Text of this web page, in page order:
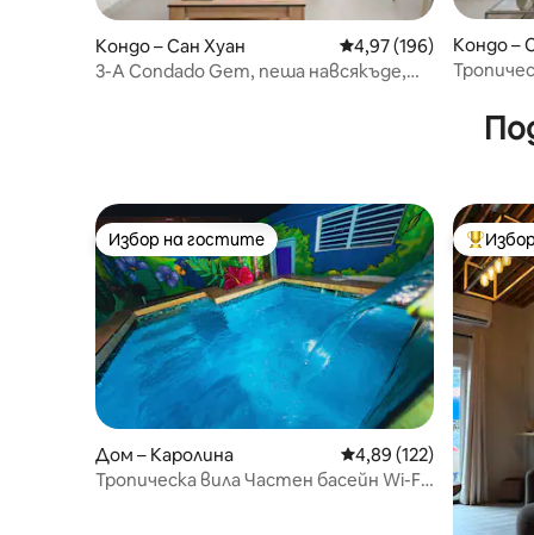
Кондо – Сан Хуан Средна оценка: 4,97
4,97 (196)
3-A Condado Gem, пеша навсякъде,
Кондо –
Избор на гостите
Избор на гостите
Дом – Каролина Средна оценка: 4,89
4,89 (122)
Тропическа вила Частен басейн Wi-Fi
Най-